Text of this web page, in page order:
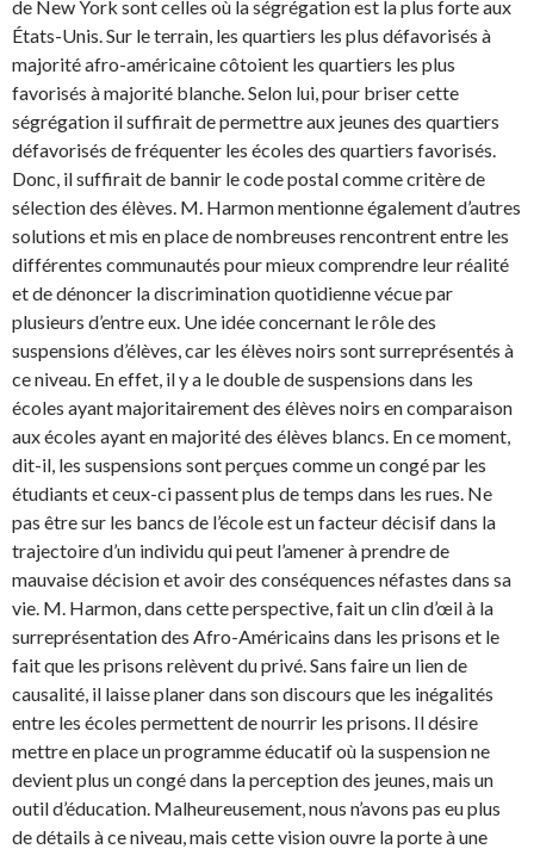
de New York sont celles où la ségrégation est la plus forte aux
États-Unis. Sur le terrain, les quartiers les plus défavorisés à
majorité afro-américaine côtoient les quartiers les plus
favorisés à majorité blanche. Selon lui, pour briser cette
ségrégation il suffirait de permettre aux jeunes des quartiers
défavorisés de fréquenter les écoles des quartiers favorisés.
Donc, il suffirait de bannir le code postal comme critère de
sélection des élèves. M. Harmon mentionne également d’autres
solutions et mis en place de nombreuses rencontrent entre les
différentes communautés pour mieux comprendre leur réalité
et de dénoncer la discrimination quotidienne vécue par
plusieurs d’entre eux. Une idée concernant le rôle des
suspensions d’élèves, car les élèves noirs sont surreprésentés à
ce niveau. En effet, il y a le double de suspensions dans les
écoles ayant majoritairement des élèves noirs en comparaison
aux écoles ayant en majorité des élèves blancs. En ce moment,
dit-il, les suspensions sont perçues comme un congé par les
étudiants et ceux-ci passent plus de temps dans les rues. Ne
pas être sur les bancs de l’école est un facteur décisif dans la
trajectoire d’un individu qui peut l’amener à prendre de
mauvaise décision et avoir des conséquences néfastes dans sa
vie. M. Harmon, dans cette perspective, fait un clin d’œil à la
surreprésentation des Afro-Américains dans les prisons et le
fait que les prisons relèvent du privé. Sans faire un lien de
causalité, il laisse planer dans son discours que les inégalités
entre les écoles permettent de nourrir les prisons. Il désire
mettre en place un programme éducatif où la suspension ne
devient plus un congé dans la perception des jeunes, mais un
outil d’éducation. Malheureusement, nous n’avons pas eu plus
de détails à ce niveau, mais cette vision ouvre la porte à une